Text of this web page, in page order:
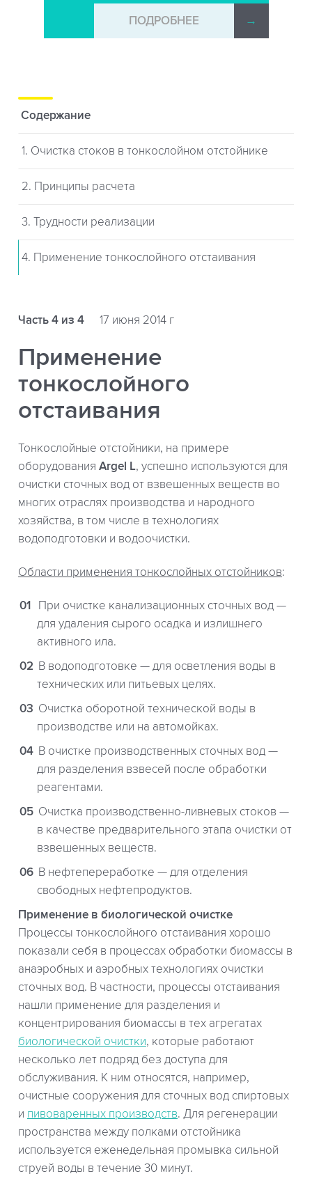
ПОДРОБНЕЕ →
Содержание
1. Очистка стоков в тонкослойном отстойнике
2. Принципы расчета
3. Трудности реализации
4. Применение тонкослойного отстаивания
Часть 4 из 4 17 июня 2014 г
Применение
тонкослойного
отстаивания
Тонкослойные отстойники, на примере
оборудования Argel L, успешно используются для
очистки сточных вод от взвешенных веществ во
многих отраслях производства и народного
хозяйства, в том числе в технологиях
водоподготовки и водоочистки.
Области применения тонкослойных отстойников:
При очистке канализационных сточных вод —
для удаления сырого осадка и излишнего
активного ила.
В водоподготовке — для осветления воды в
технических или питьевых целях.
Очистка оборотной технической воды в
производстве или на автомойках.
В очистке производственных сточных вод —
для разделения взвесей после обработки
реагентами.
Очистка производственно-ливневых стоков —
в качестве предварительного этапа очистки от
взвешенных веществ.
В нефтепереработке — для отделения
свободных нефтепродуктов.
Применение в биологической очистке
Процессы тонкослойного отстаивания хорошо
показали себя в процессах обработки биомассы в
анаэробных и аэробных технологиях очистки
сточных вод. В частности, процессы отстаивания
нашли применение для разделения и
концентрирования биомассы в тех агрегатах
биологической очистки, которые работают
несколько лет подряд без доступа для
обслуживания. К ним относятся, например,
очистные сооружения для сточных вод спиртовых
и пивоваренных производств. Для регенерации
пространства между полками отстойника
используется еженедельная промывка сильной
струей воды в течение 30 минут.